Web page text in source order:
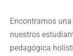
Encontramos
nuestros
pedagógica